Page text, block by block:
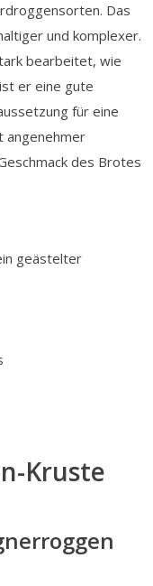
Das
und komplexer.
bearbeitet, wie
er eine gute
für eine
angenehmer
des Brotes
geästelter
Kruste